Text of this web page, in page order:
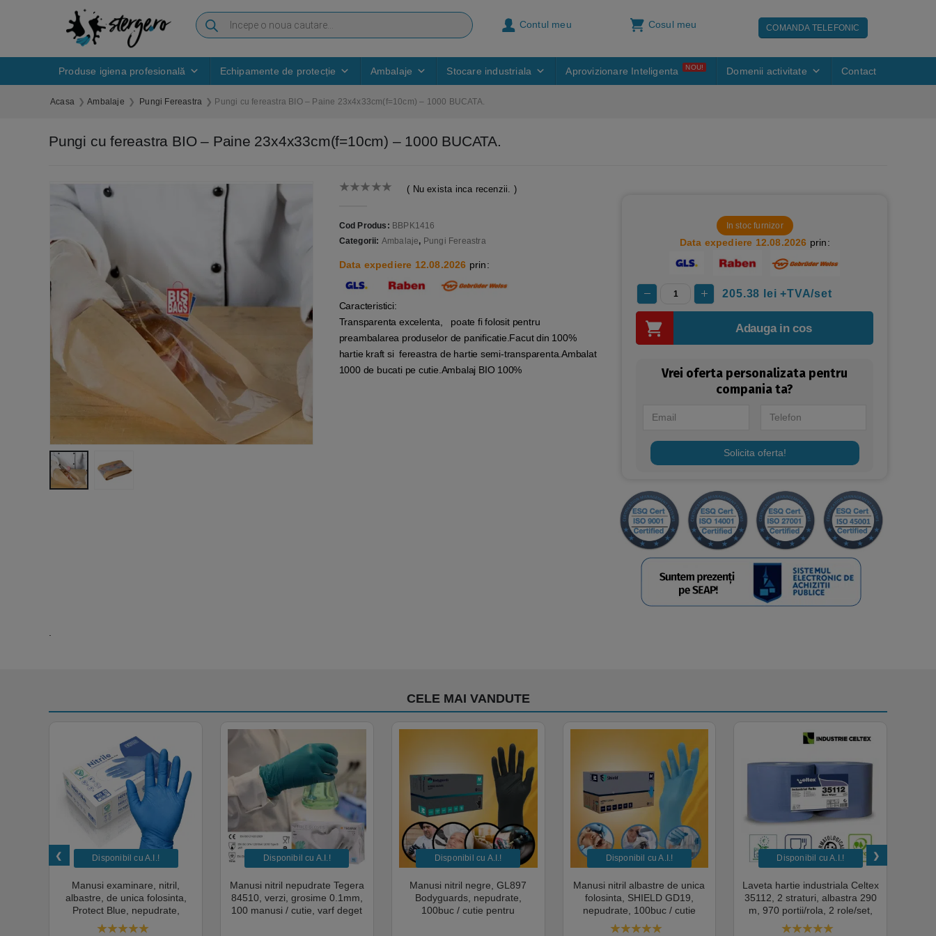
Contul meu Cosul meu COMANDA TELEFONIC
Produse igiena profesională Echipamente de protecție Ambalaje Stocare industriala Aprovizionare Inteligenta NOU! Domenii activitate Contact
Acasa Ambalaje Pungi Fereastra Pungi cu fereastra BIO – Paine 23x4x33cm(f=10cm) – 1000 BUCATA.
Pungi cu fereastra BIO – Paine 23x4x33cm(f=10cm) – 1000 BUCATA.
( Nu exista inca recenzii. )
Cod Produs: BBPK1416
Categorii: Ambalaje, Pungi Fereastra
Data expediere 12.08.2026 prin:
Caracteristici:
Transparenta excelenta, poate fi folosit pentru
preambalarea produselor de panificatie.Facut din 100%
hartie kraft si fereastra de hartie semi-transparenta.Ambalat
1000 de bucati pe cutie.Ambalaj BIO 100%
In stoc furnizor
Data expediere 12.08.2026 prin:
205.38 lei +TVA/set
Adauga in cos
Vrei oferta personalizata pentru
compania ta?
Solicita oferta!
CELE MAI VANDUTE
Disponibil cu A.I.​!
Manusi examinare, nitril,
albastre, de unica folosinta,
Protect Blue, nepudrate,
100buc / cutie pentru medical,
Disponibil cu A.I.​!
Manusi nitril nepudrate Tegera
84510, verzi, grosime 0.1mm,
100 manusi / cutie, varf deget
Disponibil cu A.I.​!
Manusi nitril negre, GL897
Bodyguards, nepudrate,
100buc / cutie pentru
Disponibil cu A.I.​!
Manusi nitril albastre de unica
folosinta, SHIELD GD19,
nepudrate, 100buc / cutie
pentru Medical, HoReCa,
Disponibil cu A.I.​!
Laveta hartie industriala Celtex
35112, 2 straturi, albastra 290
m, 970 portii/rola, 2 role/set,
certificata pentru industria